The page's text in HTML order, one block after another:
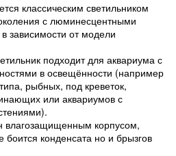
классическим светильником
с люминесцентными
зависимости от модели
подходит для аквариума с
в освещённости (например
рыбных, под креветок,
или аквариумов с
влагозащищенным корпусом,
боится конденсата но и брызгов